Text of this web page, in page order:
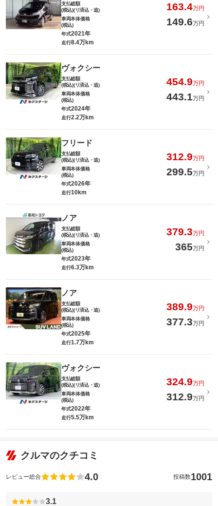
支払総額
(税込)(リ済込・追)
163.4万円
車両本体価格
(税込)
149.6万円
年式2021年
走行8.4万km
ヴォクシー
支払総額
(税込)(リ済込・追)
454.9万円
車両本体価格
(税込)
443.1万円
年式2024年
走行2.2万km
フリード
支払総額
(税込)(リ済込・追)
312.9万円
車両本体価格
(税込)
299.5万円
年式2026年
走行10km
ノア
支払総額
(税込)(リ済込・追)
379.3万円
車両本体価格
(税込)
365万円
年式2023年
走行6.3万km
ノア
支払総額
(税込)(リ済込・追)
389.9万円
車両本体価格
(税込)
377.3万円
年式2025年
走行1.7万km
ヴォクシー
支払総額
(税込)(リ済込・追)
324.9万円
車両本体価格
(税込)
312.9万円
年式2022年
走行5.5万km
クルマのクチコミ
レビュー総合 4.0 投稿数1001
3.1